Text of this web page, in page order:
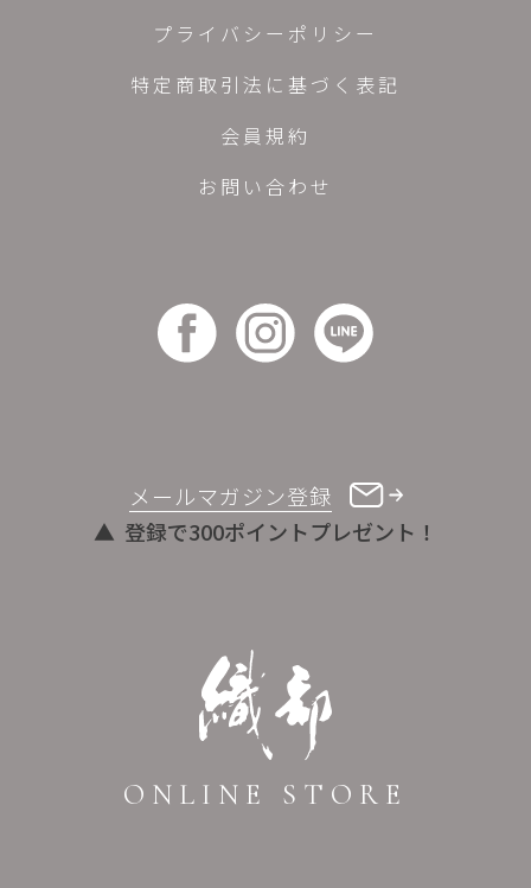
ONLINE STORE
メールマガジン登録
登録で300ポイントプレゼント！
プライバシーポリシー
特定商取引法に基づく表記
会員規約
お問い合わせ